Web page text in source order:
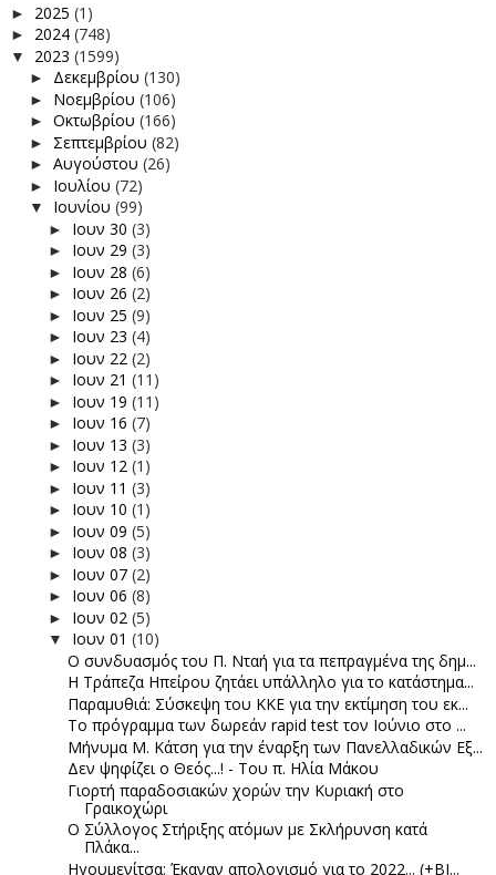
► 2025 (1)
► 2024 (748)
▼ 2023 (1599)
► Δεκεμβρίου (130)
► Νοεμβρίου (106)
► Οκτωβρίου (166)
► Σεπτεμβρίου (82)
► Αυγούστου (26)
► Ιουλίου (72)
▼ Ιουνίου (99)
► Ιουν 30 (3)
► Ιουν 29 (3)
► Ιουν 28 (6)
► Ιουν 26 (2)
► Ιουν 25 (9)
► Ιουν 23 (4)
► Ιουν 22 (2)
► Ιουν 21 (11)
► Ιουν 19 (11)
► Ιουν 16 (7)
► Ιουν 13 (3)
► Ιουν 12 (1)
► Ιουν 11 (3)
► Ιουν 10 (1)
► Ιουν 09 (5)
► Ιουν 08 (3)
► Ιουν 07 (2)
► Ιουν 06 (8)
► Ιουν 02 (5)
▼ Ιουν 01 (10)
Ο συνδυασμός του Π. Νταή για τα πεπραγμένα της δημ...
Η Τράπεζα Ηπείρου ζητάει υπάλληλο για το κατάστημα...
Παραμυθιά: Σύσκεψη του ΚΚΕ για την εκτίμηση του εκ...
Το πρόγραμμα των δωρεάν rapid test τον Ιούνιο στο ...
Μήνυμα Μ. Κάτση για την έναρξη των Πανελλαδικών Εξ...
Δεν ψηφίζει ο Θεός...! - Του π. Ηλία Μάκου
Γιορτή παραδοσιακών χορών την Κυριακή στο
Γραικοχώρι
Ο Σύλλογος Στήριξης ατόμων με Σκλήρυνση κατά
Πλάκα...
Ηγουμενίτσα: Έκαναν απολογισμό για το 2022... (+ΒΙ...